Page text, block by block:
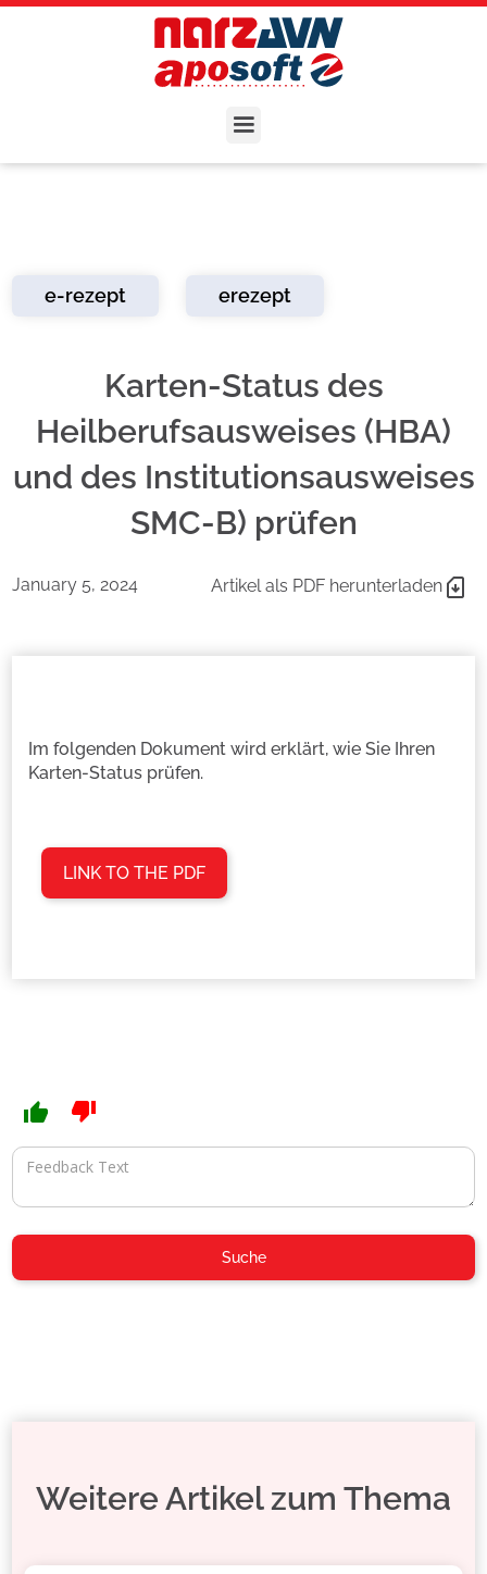
e-rezept erezept
Karten-Status des
Heilberufsausweises (HBA)
und des Institutionsausweises
SMC-B) prüfen
January 5, 2024 Artikel als PDF herunterladen
Im folgenden Dokument wird erklärt, wie Sie Ihren
Karten-Status prüfen.
LINK TO THE PDF
Weitere Artikel zum Thema